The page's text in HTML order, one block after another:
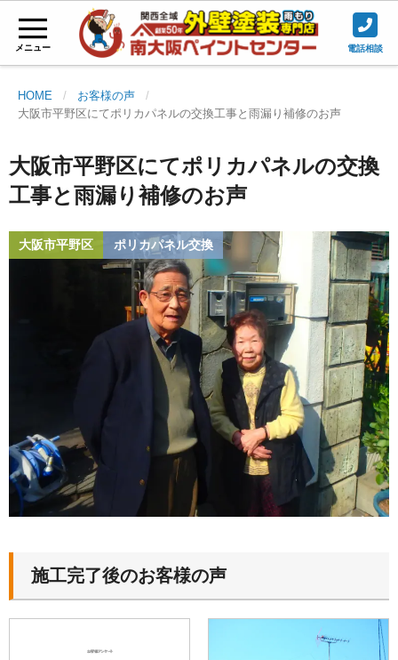
メニュー 電話相談
HOME
お客様の声
大阪市平野区にてポリカパネルの交換工事と雨漏り補修のお声
大阪市平野区にてポリカパネルの交換
工事と雨漏り補修のお声
大阪市平野区 ポリカパネル交換
施工完了後のお客様の声